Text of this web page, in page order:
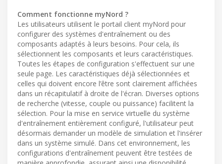
Comment fonctionne myNord ?
Les utilisateurs utilisent le portail client myNord pour
configurer des systèmes d'entraînement ou des
composants adaptés à leurs besoins. Pour cela, ils
sélectionnent les composants et leurs caractéristiques.
Toutes les étapes de configuration s'effectuent sur une
seule page. Les caractéristiques déjà sélectionnées et
celles qui doivent encore l’être sont clairement affichées
dans un récapitulatif à droite de l'écran. Diverses options
de recherche (vitesse, couple ou puissance) facilitent la
sélection. Pour la mise en service virtuelle du système
d'entraînement entièrement configuré, l'utilisateur peut
désormais demander un modèle de simulation et l'insérer
dans un système simulé. Dans cet environnement, les
configurations d'entraînement peuvent être testées de